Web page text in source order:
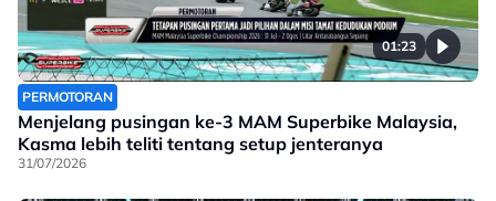
01:23
PERMOTORAN
Menjelang pusingan ke-3 MAM Superbike Malaysia,
Kasma lebih teliti tentang setup jenteranya
31/07/2026